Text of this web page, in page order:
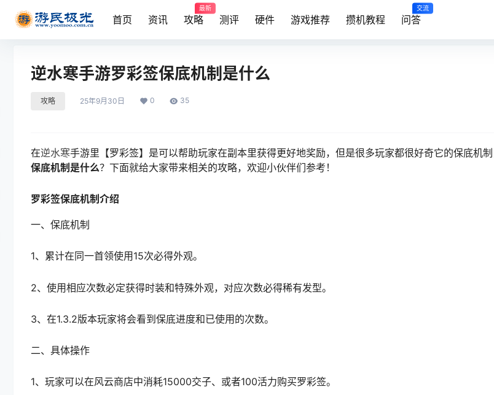
首页 资讯 攻略
最新
测评 硬件 游戏推荐 攒机教程 问答
交流
逆水寒手游罗彩签保底机制是什么
攻略 25年9月30日 0 35
在逆水寒手游里【罗彩签】是可以帮助玩家在副本里获得更好地奖励，但是很多玩家都很好奇它的保底机
保底机制是什么？下面就给大家带来相关的攻略，欢迎小伙伴们参考！
罗彩签保底机制介绍
一、保底机制
1、累计在同一首领使用15次必得外观。
2、使用相应次数必定获得时装和特殊外观，对应次数必得稀有发型。
3、在1.3.2版本玩家将会看到保底进度和已使用的次数。
二、具体操作
1、玩家可以在风云商店中消耗15000交子、或者100活力购买罗彩签。